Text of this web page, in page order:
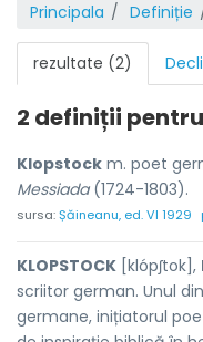
Principala Definiție
rezultate (2)
2 definiții pentru
Klopstock m. poet
Messiada(1724-1803).
sursa:Șăineanu, ed. VI 1929
KLOPSTOCK [klópʃtok],
scriitor german. Unul
germane, inițiatorul